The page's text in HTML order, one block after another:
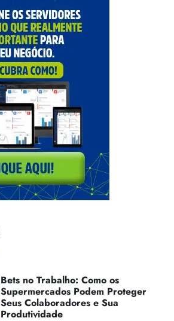
Bets no Trabalho: Como os
Supermercados Podem Proteger
Seus Colaboradores e Sua
Produtividade